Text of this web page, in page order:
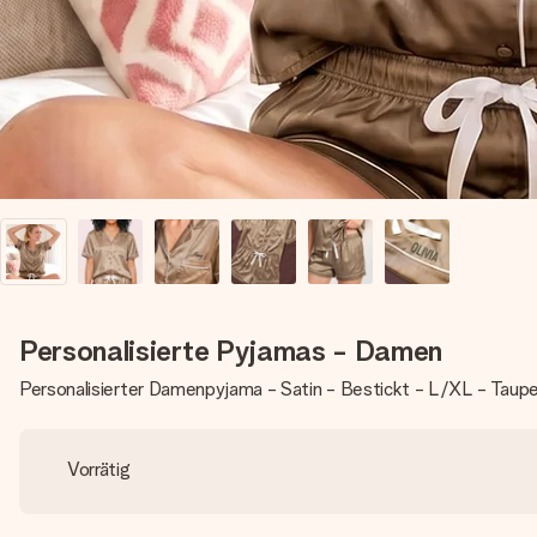
Personalisierte Pyjamas - Damen
Personalisierter Damenpyjama - Satin - Bestickt - L/XL -
Vorrätig